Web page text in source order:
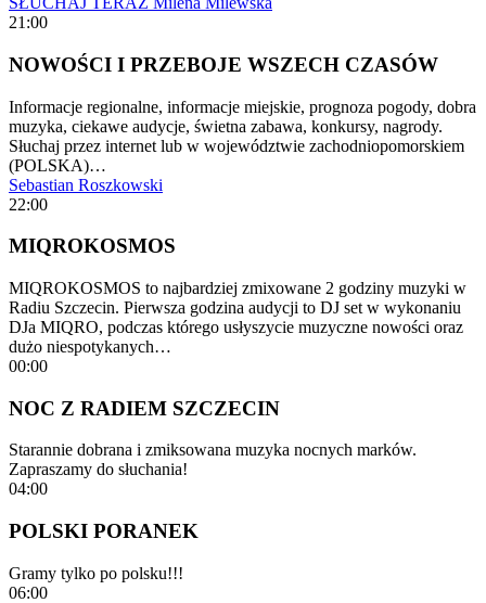
21:00
NOWOŚCI I PRZEBOJE WSZECH CZASÓW
Informacje regionalne, informacje miejskie, prognoza pogody, dobra
muzyka, ciekawe audycje, świetna zabawa, konkursy, nagrody.
Słuchaj przez internet lub w województwie zachodniopomorskiem
(POLSKA)…
Sebastian Roszkowski
22:00
MIQROKOSMOS
MIQROKOSMOS to najbardziej zmixowane 2 godziny muzyki w
Radiu Szczecin. Pierwsza godzina audycji to DJ set w wykonaniu
DJa MIQRO, podczas którego usłyszycie muzyczne nowości oraz
dużo niespotykanych…
00:00
NOC Z RADIEM SZCZECIN
Starannie dobrana i zmiksowana muzyka nocnych marków.
Zapraszamy do słuchania!
04:00
POLSKI PORANEK
Gramy tylko po polsku!!!
06:00